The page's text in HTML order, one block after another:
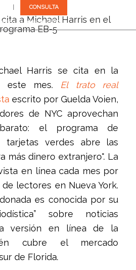
CONSULTA
+1 (305) 792-8677
a Michael Harris en el
EB-5
Harris se cita en la
este mes. El trato real
escrito por Guelda Voien,
de NYC aprovechan
el programa de
tarjetas verdes abre las
más dinero extranjero". La
en línea cada mes por
lectores en Nueva York.
es conocida por su
sobre noticias
versión en línea de la
cubre el mercado
de Florida.